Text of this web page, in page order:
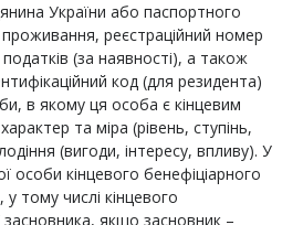
України або паспортного
реєстраційний номер
(за наявності), а також
код (для резидента)
в якому ця особа є кінцевим
та міра (рівень, ступінь,
(вигоди, інтересу, впливу). У
особи кінцевого бенефіціарного
тому числі кінцевого
засновника, якщо засновник –